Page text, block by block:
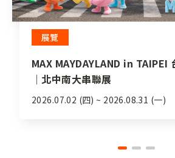
展覽
MAX MAYDAYLAND in TAIPEI 台北站 5525+2
｜北中南大串聯展
2026.07.02 (四) ~ 2026.08.31 (一)